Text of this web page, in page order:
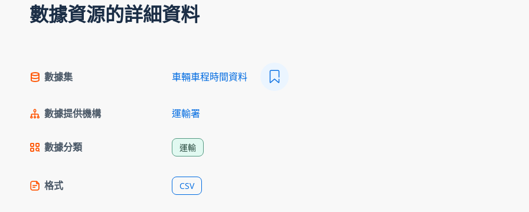
數據資源的詳細資料
數據集 車輛車程時間資料
數據提供機構 運輸署
數據分類 運輸
格式 CSV